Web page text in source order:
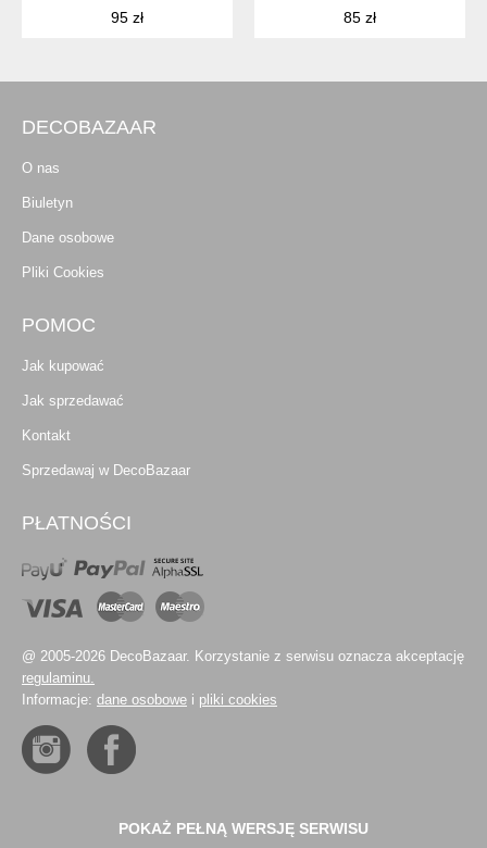
95 zł
85 zł
DECOBAZAAR
O nas
Biuletyn
Dane osobowe
Pliki Cookies
POMOC
Jak kupować
Jak sprzedawać
Kontakt
Sprzedawaj w DecoBazaar
PŁATNOŚCI
@ 2005-2026 DecoBazaar. Korzystanie z serwisu oznacza akceptację
regulaminu.
Informacje: dane osobowe i pliki cookies
POKAŻ PEŁNĄ WERSJĘ SERWISU